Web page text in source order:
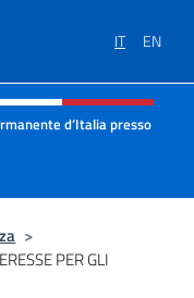
IT EN
e menù
d’Italia presso
Rappresentanza
>
PER GLI